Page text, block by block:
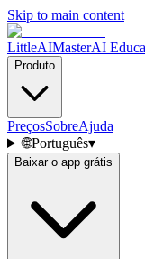
Skip to main content
LittleAIMasterAI
Produto
PreçosSobreAjuda
🌐Português▾
Baixar o app grátis